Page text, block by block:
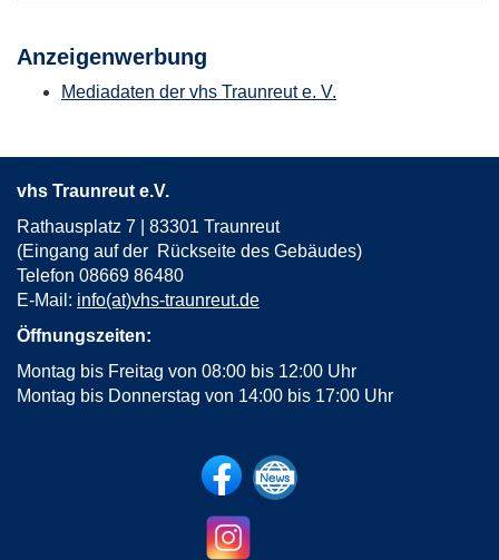
Anzeigenwerbung
Mediadaten der vhs Traunreut e. V.
vhs Traunreut e.V.
Rathausplatz 7 | 83301 Traunreut
(Eingang auf der Rückseite des Gebäudes)
Telefon 08669 86480
E-Mail: info(at)vhs-traunreut.de
Öffnungszeiten:
Montag bis Freitag von 08:00 bis 12:00 Uhr
Montag bis Donnerstag von 14:00 bis 17:00 Uhr